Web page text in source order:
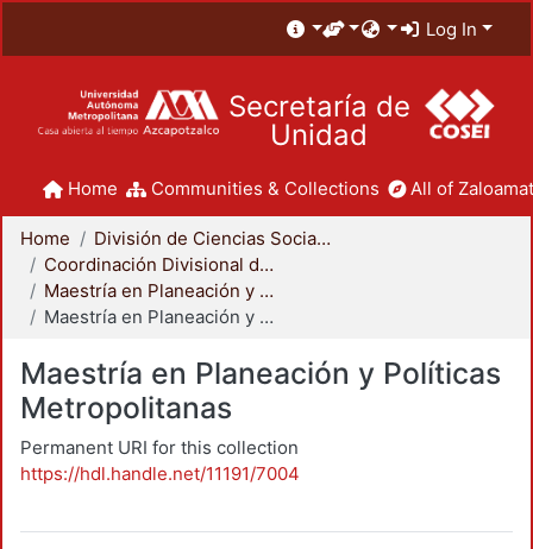
Log In
Secretaría de
Unidad
Home Communities & Collections All of
Home
División de Ciencias Sociales y Humanidades
Coordinación Divisional de Posgrado
Maestría en Planeación y Políticas Metropolitanas
Maestría en Planeación y Políticas Metropolitanas
Maestría en Planeación y Políticas
Metropolitanas
Permanent URI for this collection
https://hdl.handle.net/11191/7004